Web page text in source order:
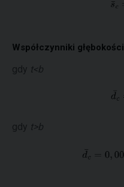
Współczynniki głębokości
gdy t<b
gdy t>b